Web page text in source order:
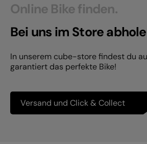
Online Bike finden.
Bei uns im Store
In unserem cube-store findest du
garantiert das perfekte Bike!
Versand und Click & Collect